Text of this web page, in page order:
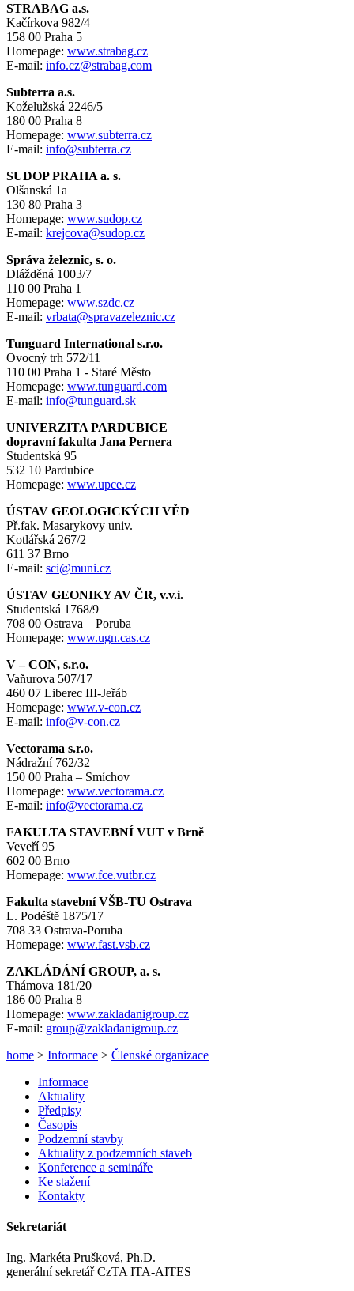
STRABAG a.s.
Kačírkova 982/4
158 00 Praha 5
Homepage: www.strabag.cz
E-mail: info.cz@strabag.com
Subterra a.s.
Koželužská 2246/5
180 00 Praha 8
Homepage: www.subterra.cz
E-mail: info@subterra.cz
SUDOP PRAHA a. s.
Olšanská 1a
130 80 Praha 3
Homepage: www.sudop.cz
E-mail: krejcova@sudop.cz
Správa železnic, s. o.
Dlážděná 1003/7
110 00 Praha 1
Homepage: www.szdc.cz
E-mail: vrbata@spravazeleznic.cz
Tunguard International s.r.o.
Ovocný trh 572/11
110 00 Praha 1 - Staré Město
Homepage: www.tunguard.com
E-mail: info@tunguard.sk
UNIVERZITA PARDUBICE
dopravní fakulta Jana Pernera
Studentská 95
532 10 Pardubice
Homepage: www.upce.cz
ÚSTAV GEOLOGICKÝCH VĚD
Př.fak. Masarykovy univ.
Kotlářská 267/2
611 37 Brno
E-mail: sci@muni.cz
ÚSTAV GEONIKY AV ČR, v.v.i.
Studentská 1768/9
708 00 Ostrava – Poruba
Homepage: www.ugn.cas.cz
V – CON, s.r.o.
Vaňurova 507/17
460 07 Liberec III-Jeřáb
Homepage: www.v-con.cz
E-mail: info@v-con.cz
Vectorama s.r.o.
Nádražní 762/32
150 00 Praha – Smíchov
Homepage: www.vectorama.cz
E-mail: info@vectorama.cz
FAKULTA STAVEBNÍ VUT v Brně
Veveří 95
602 00 Brno
Homepage: www.fce.vutbr.cz
Fakulta stavební VŠB-TU Ostrava
L. Podéště 1875/17
708 33 Ostrava-Poruba
Homepage: www.fast.vsb.cz
ZAKLÁDÁNÍ GROUP, a. s.
Thámova 181/20
186 00 Praha 8
Homepage: www.zakladanigroup.cz
E-mail: group@zakladanigroup.cz
home > Informace > Členské organizace
Informace
Aktuality
Předpisy
Časopis
Podzemní stavby
Aktuality z podzemních staveb
Konference a semináře
Ke stažení
Kontakty
Sekretariát
Ing. Markéta Prušková, Ph.D.
generální sekretář CzTA ITA-AITES